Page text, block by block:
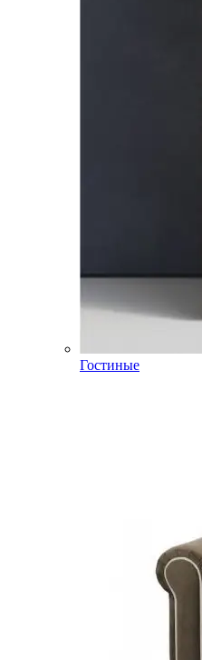
Гостиные